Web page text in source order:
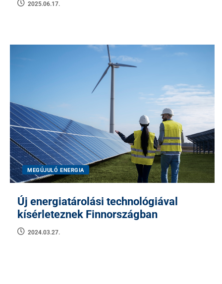
2025.06.17.
MEGÚJULÓ ENERGIA
Új energiatárolási technológiával
kísérleteznek Finnországban
2024.03.27.